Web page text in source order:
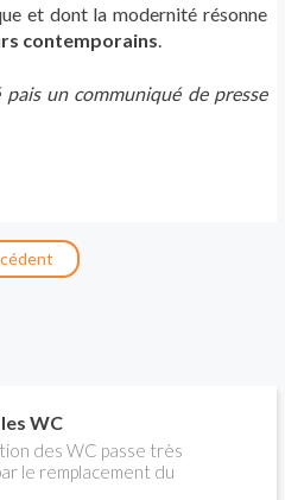
et dont la modernité résonne
contemporains
un communiqué de presse
WC
des WC passe très
le remplacement du